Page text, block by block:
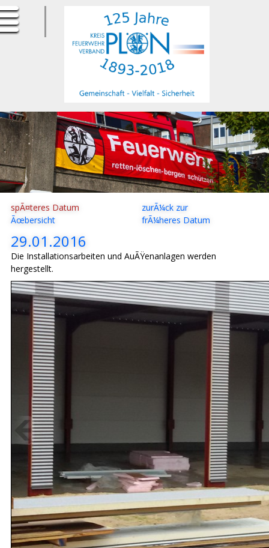
ErfurtApotheke.com
spÃ¤teres Datum
zurÃ¼ck zur
Ãœbersicht
frÃ¼heres Datum
29.01.2016
Die Installationsarbeiten und AuÃŸenanlagen werden
hergestellt.